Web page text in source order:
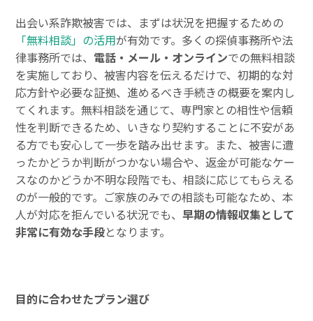
出会い系詐欺被害では、まずは状況を把握するための
「無料相談」の活用が有効です。多くの探偵事務所や法
律事務所では、 電話・メール・オンラインでの無料相談
を実施しており、被害内容を伝えるだけで、初期的な対
応方針や必要な証拠、進めるべき手続きの概要を案内し
てくれます。無料相談を通じて、専門家との相性や信頼
性を判断できるため、いきなり契約することに不安があ
る方でも安心して一歩を踏み出せます。また、被害に遭
ったかどうか判断がつかない場合や、返金が可能なケー
スなのかどうか不明な段階でも、相談に応じてもらえる
のが一般的です。ご家族のみでの相談も可能なため、本
人が対応を拒んでいる状況でも、早期の情報収集として
非常に有効な手段となります。
目的に合わせたプラン選び